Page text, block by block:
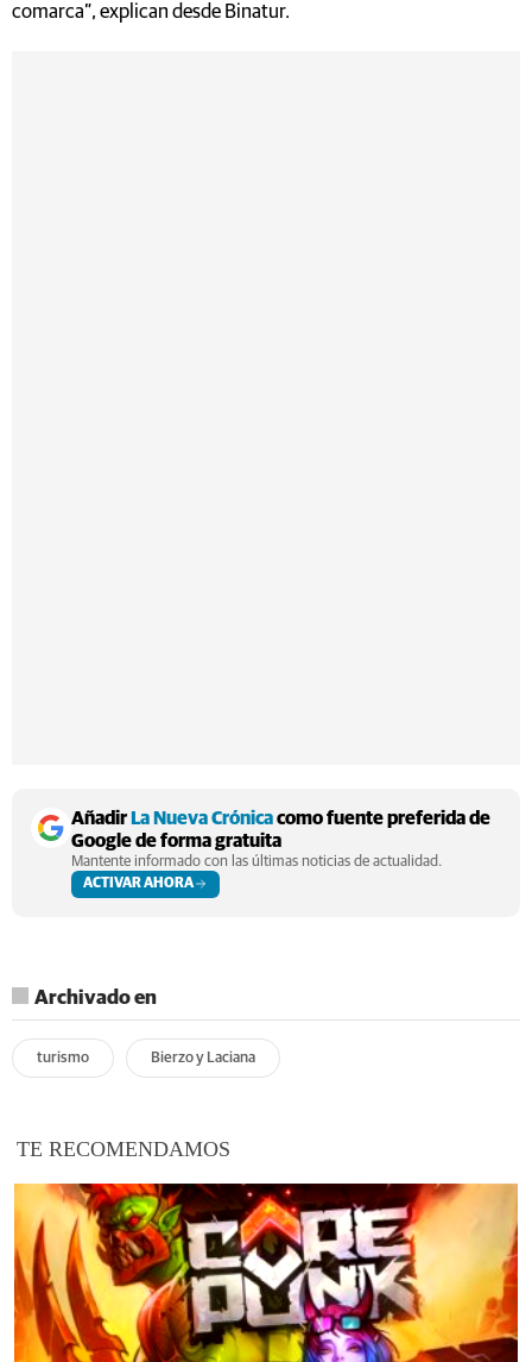
comarca”, explican desde Binatur.
AñadirLa Nueva Crónicacomo fuente preferida de
Google de forma gratuita
Mantente informado con las últimas noticias de actualidad.
ACTIVAR AHORA
Archivado en
turismo Bierzo y Laciana
TE RECOMENDAMOS